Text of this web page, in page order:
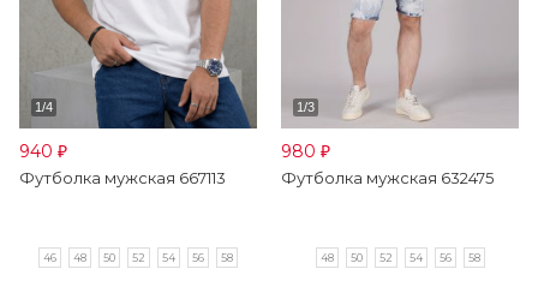
940 ₽
Футболка мужская 667113
46 48 50 52 54 56 58
980 ₽
Футболка мужская 632475
48 50 52 54 56 58